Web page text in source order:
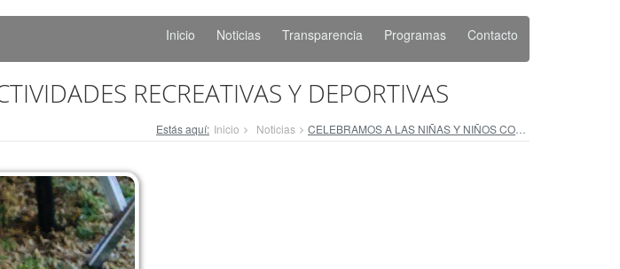
Inicio Noticias Transparencia Programas Contacto
RECREATIVAS Y DEPORTIVAS
Estás aquí: Inicio Noticias